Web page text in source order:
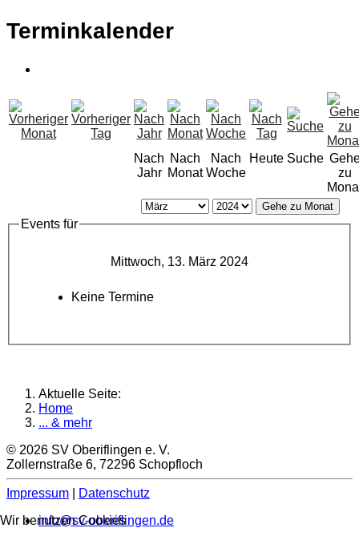
Terminkalender
Nach
Jahr
Nach
Monat
Nach
Woche
Heute Suche
zu
Gehe zu Monat
Events für
Mittwoch, 13. März 2024
Keine Termine
Aktuelle Seite:
Home
... & mehr
© 2026 SV Oberiflingen e. V.
Zollernstraße 6, 72296 Schopfloch
Impressum
Datenschutz
info@sv-oberiflingen.de
Wir benutzen Cookies